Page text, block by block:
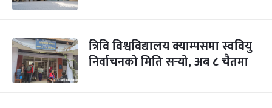
त्रिवि विश्वविद्यालय क्याम्पसमा स्ववियु
निर्वाचनको मिति सर्‍यो, अब ८ चैतमा